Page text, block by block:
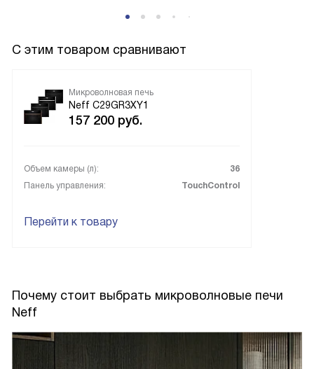
С этим товаром сравнивают
Микроволновая печь
Neff C29GR3XY1
157 200 руб.
Объем камеры (л):
36
Панель управления:
TouchControl
Перейти к товару
Почему стоит выбрать микроволновые печи
Neff